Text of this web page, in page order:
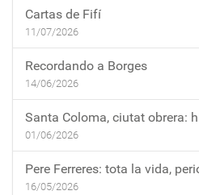
Cartas de Fifí
11/07/2026
Recordando a Borges
14/06/2026
Santa Coloma, ciutat obrera:
01/06/2026
Pere Ferreres: tota la vida,
16/05/2026